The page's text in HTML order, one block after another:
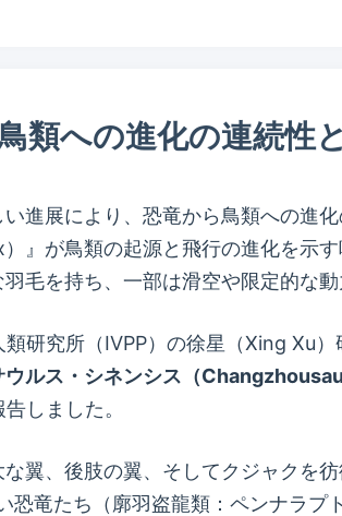
類への進化の連続性
進展により、恐竜から鳥類への進
』が鳥類の起源と飛行の進化を示
毛を持ち、一部は滑空や限定的な
研究所（IVPP）の徐星（Xing Xu
ウルス・シネンシス（
しました。
翼、後肢の翼、そしてクジャクを
竜たち（廓羽盗龍類：ペンナラプ